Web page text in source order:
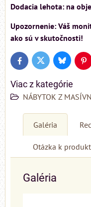
Dodacia lehota: na
Upozornenie: Váš
ako sú v skutočnosti!
FacebookTwitter Bluesky
Viac z kategórie
NÁBYTOK Z
Galéria
Otázka k
Galéria